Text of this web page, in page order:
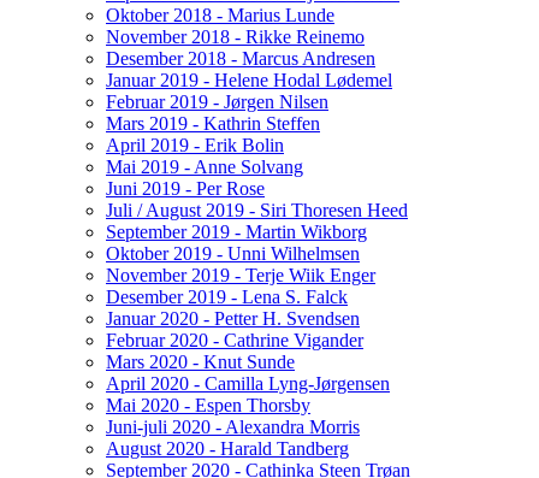
Oktober 2018 - Marius Lunde
November 2018 - Rikke Reinemo
Desember 2018 - Marcus Andresen
Januar 2019 - Helene Hodal Lødemel
Februar 2019 - Jørgen Nilsen
Mars 2019 - Kathrin Steffen
April 2019 - Erik Bolin
Mai 2019 - Anne Solvang
Juni 2019 - Per Rose
Juli / August 2019 - Siri Thoresen Heed
September 2019 - Martin Wikborg
Oktober 2019 - Unni Wilhelmsen
November 2019 - Terje Wiik Enger
Desember 2019 - Lena S. Falck
Januar 2020 - Petter H. Svendsen
Februar 2020 - Cathrine Vigander
Mars 2020 - Knut Sunde
April 2020 - Camilla Lyng-Jørgensen
Mai 2020 - Espen Thorsby
Juni-juli 2020 - Alexandra Morris
August 2020 - Harald Tandberg
September 2020 - Cathinka Steen Trøan